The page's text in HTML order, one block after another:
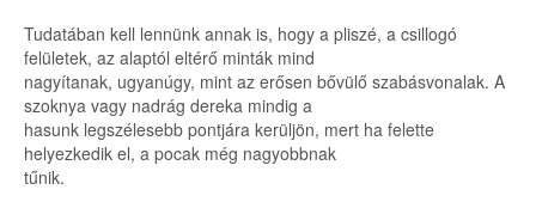
Tudatában kell lennünk annak is, hogy a pliszé, a csillogó
felületek, az alaptól eltérő minták mind
nagyítanak, ugyanúgy, mint az erősen bővülő szabásvonalak. A
szoknya vagy nadrág dereka mindig a
hasunk legszélesebb pontjára kerüljön, mert ha felette
helyezkedik el, a pocak még nagyobbnak
tűnik.